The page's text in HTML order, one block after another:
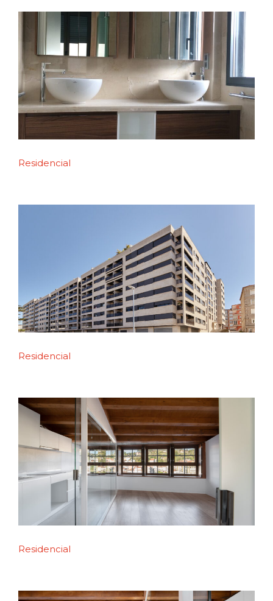
Residencial
Residencial
Residencial